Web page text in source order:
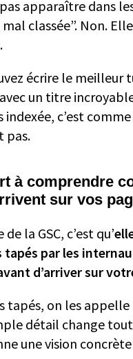
apparaître dans
classée”. Non.
écrire le meilleur
un titre
indexée, c’est
pas.
à comprendre
sur vos
la GSC, c’est qu’
tapés par les
d’arriver sur
tapés, on les appelle
détail change
une vision